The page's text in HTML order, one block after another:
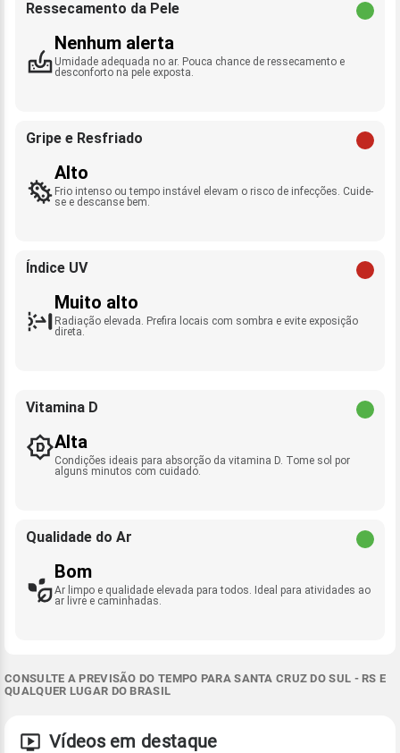
Ressecamento da Pele
Nenhum alerta
Umidade adequada no ar. Pouca chance de ressecamento e
desconforto na pele exposta.
Gripe e Resfriado
Alto
Frio intenso ou tempo instável elevam o risco de infecções. Cuide-
se e descanse bem.
Índice UV
Muito alto
Radiação elevada. Prefira locais com sombra e evite exposição
direta.
Vitamina D
Alta
Condições ideais para absorção da vitamina D. Tome sol por
alguns minutos com cuidado.
Qualidade do Ar
Bom
Ar limpo e qualidade elevada para todos. Ideal para atividades ao
ar livre e caminhadas.
CONSULTE A PREVISÃO DO TEMPO PARA SANTA CRUZ DO SUL - RS E
QUALQUER LUGAR DO BRASIL
Vídeos em destaque